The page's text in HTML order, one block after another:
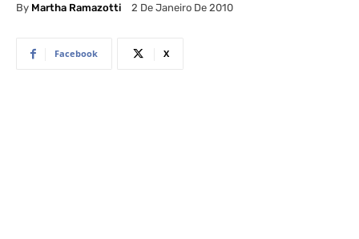
By Martha Ramazotti 2 De Janeiro De 2010
Facebook X